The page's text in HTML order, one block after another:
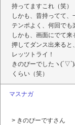
持ってますこれ（笑）
しかも、昔持ってて、
テンポよく、何回でも
しかも、画面にでて
押してダンス出来ると
レッツトライ！
きのぴーでしたヽ
くらい（笑）
マスナガ
> きのぴーですさん